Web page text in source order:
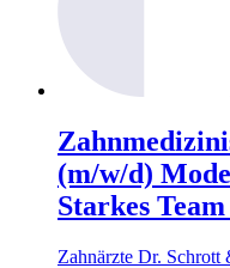
(m/w/d)
Starkes Team
Zahnärzte Dr.